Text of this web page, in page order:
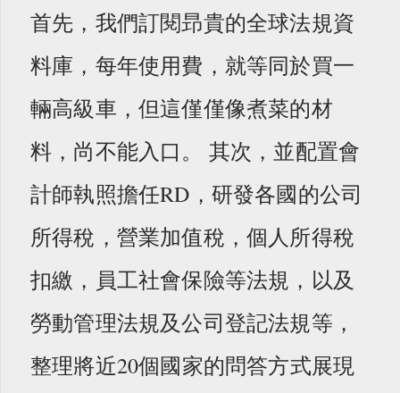
首先，我們訂閱昻貴的全球法規資
料庫，每年使用費，就等同於買一
輛高級車，但這僅僅像煮菜的材
料，尚不能入口。 其次，並配置會
計師執照擔任RD，研發各國的公司
所得稅，營業加值稅，個人所得稅
扣繳，員工社會保險等法規，以及
勞動管理法規及公司登記法規等，
整理將近20個國家的問答方式展現